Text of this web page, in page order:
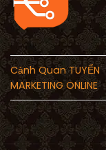
Cảnh Quan TUYỂN
MARKETING ONLINE